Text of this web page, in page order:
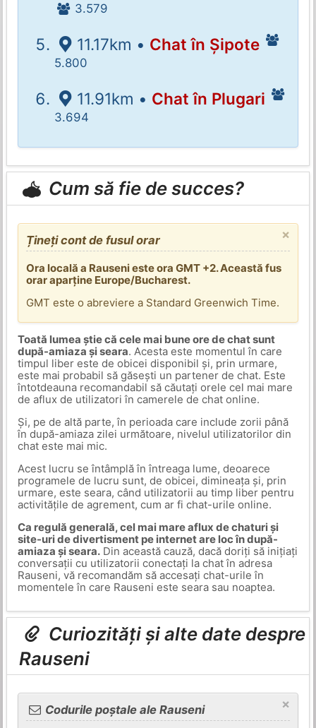
3.579
11.17km • Chat în Șipote
5.800
11.91km • Chat în Plugari
3.694
Cum să fie de succes?
×
Țineți cont de fusul orar
Ora locală a Rauseni este ora GMT +2. Această fus
orar aparține Europe/Bucharest.
GMT este o abreviere a Standard Greenwich Time.
Toată lumea știe că cele mai bune ore de chat sunt
după-amiaza și seara. Acesta este momentul în care
timpul liber este de obicei disponibil și, prin urmare,
este mai probabil să găsești un partener de chat. Este
întotdeauna recomandabil să căutați orele cel mai mare
de aflux de utilizatori în camerele de chat online.
Și, pe de altă parte, în perioada care include zorii până
în după-amiaza zilei următoare, nivelul utilizatorilor din
chat este mai mic.
Acest lucru se întâmplă în întreaga lume, deoarece
programele de lucru sunt, de obicei, dimineața și, prin
urmare, este seara, când utilizatorii au timp liber pentru
activitățile de agrement, cum ar fi chat-urile online.
Ca regulă generală, cel mai mare aflux de chaturi și
site-uri de divertisment pe internet are loc în după-
amiaza și seara.Din această cauză, dacă doriți să inițiați
conversații cu utilizatorii conectați la chat în adresa
Rauseni, vă recomandăm să accesați chat-urile în
momentele în care Rauseni este seara sau noaptea.
Curiozități și alte date despre
Rauseni
×
Codurile poștale ale Rauseni